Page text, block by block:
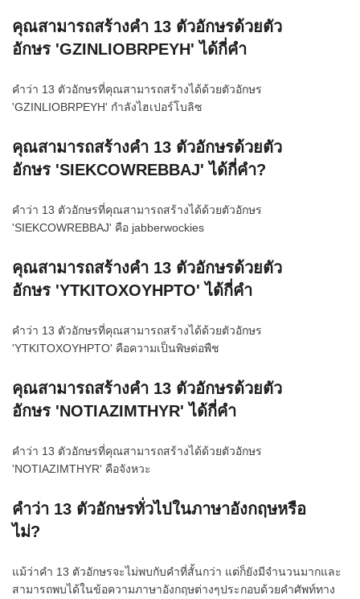
คุณสามารถสร้างคำ 13 ตัวอักษรด้วยตัว
อักษร 'GZINLIOBRPEYH' ได้กี่คำ
คำว่า 13 ตัวอักษรที่คุณสามารถสร้างได้ด้วยตัวอักษร
'GZINLIOBRPEYH' กำลังไฮเปอร์โบลิซ
คุณสามารถสร้างคำ 13 ตัวอักษรด้วยตัว
อักษร 'SIEKCOWREBBAJ' ได้กี่คำ?
คำว่า 13 ตัวอักษรที่คุณสามารถสร้างได้ด้วยตัวอักษร
'SIEKCOWREBBAJ' คือ jabberwockies
คุณสามารถสร้างคำ 13 ตัวอักษรด้วยตัว
อักษร 'YTKITOXOYHPTO' ได้กี่คำ
คำว่า 13 ตัวอักษรที่คุณสามารถสร้างได้ด้วยตัวอักษร
'YTKITOXOYHPTO' คือความเป็นพิษต่อพืช
คุณสามารถสร้างคำ 13 ตัวอักษรด้วยตัว
อักษร 'NOTIAZIMTHYR' ได้กี่คำ
คำว่า 13 ตัวอักษรที่คุณสามารถสร้างได้ด้วยตัวอักษร
'NOTIAZIMTHYR' คือจังหวะ
คำว่า 13 ตัวอักษรทั่วไปในภาษาอังกฤษหรือ
ไม่?
แม้ว่าคำ 13 ตัวอักษรจะไม่พบกับคำที่สั้นกว่า แต่ก็ยังมีจำนวนมากและ
สามารถพบได้ในข้อความภาษาอังกฤษต่างๆประกอบด้วยคำศัพท์ทาง